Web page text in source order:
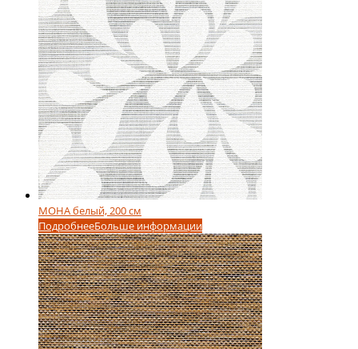
МОНА белый, 200 см
ПодробнееБольше информации